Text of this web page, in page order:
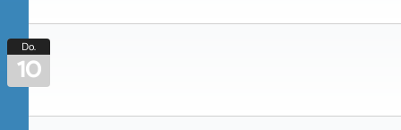
Do.
10